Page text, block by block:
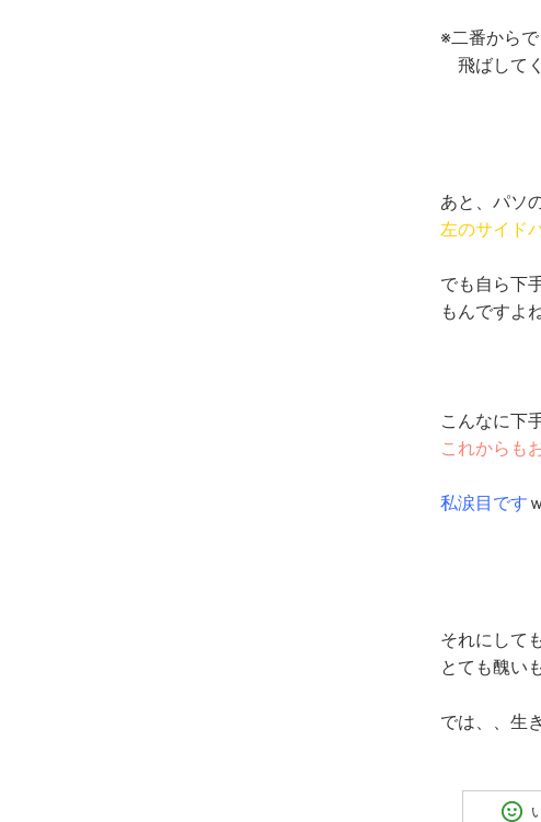
※二番から
飛ばして
あと、パソ
左のサイド
でも自ら下
もんですよ
こんなに下
これからも
私涙目です
それにして
とても醜い
では、、生